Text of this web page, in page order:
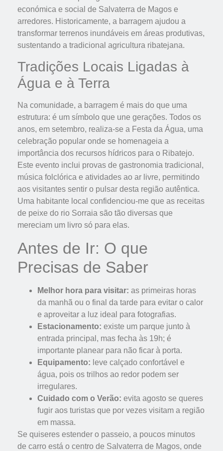
económica e social de Salvaterra de Magos e
arredores. Historicamente, a barragem ajudou a
transformar terrenos inundáveis em áreas produtivas,
sustentando a tradicional agricultura ribatejana.
Tradições Locais Ligadas à
Água e à Terra
Na comunidade, a barragem é mais do que uma
estrutura: é um símbolo que une gerações. Todos os
anos, em setembro, realiza-se a Festa da Água, uma
celebração popular onde se homenageia a
importância dos recursos hídricos para o Ribatejo.
Este evento inclui provas de gastronomia tradicional,
música folclórica e atividades ao ar livre, permitindo
aos visitantes sentir o pulsar desta região autêntica.
Uma habitante local confidenciou-me que as receitas
de peixe do rio Sorraia são tão diversas que
mereciam um livro só para elas.
Antes de Ir: O que
Precisas de Saber
Melhor hora para visitar: as primeiras horas
da manhã ou o final da tarde para evitar o calor
e aproveitar a luz ideal para fotografias.
Estacionamento: existe um parque junto à
entrada principal, mas fecha às 19h; é
importante planear para não ficar à porta.
Equipamento: leve calçado confortável e
água, pois os trilhos ao redor podem ser
irregulares.
Cuidado com o Verão: evita agosto se queres
fugir aos turistas que por vezes visitam a região
em massa.
Se quiseres estender o passeio, a poucos minutos
de carro está o centro de Salvaterra de Magos, onde